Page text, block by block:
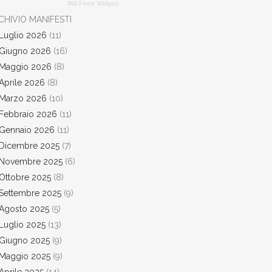
RSS Feed Widget
MANIFESTI
2026 (11)
2026 (16)
2026 (8)
2026 (8)
2026 (10)
2026 (11)
2026 (11)
2025 (7)
2025 (6)
2025 (8)
2025 (9)
2025 (5)
2025 (13)
2025 (9)
2025 (9)